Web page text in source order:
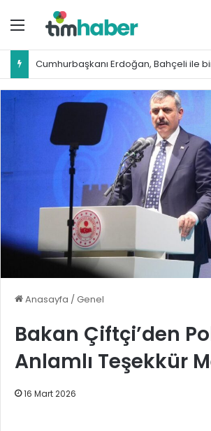
Menü
Cumhurbaşkanı Erdoğan, Bahçeli ile
Anasayfa /Genel
Bakan Çiftçi’den
Anlamlı Teşekkür
16 Mart 2026